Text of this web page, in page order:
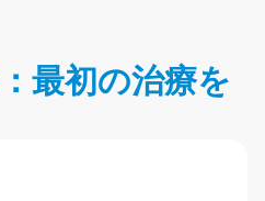
最初の治療を